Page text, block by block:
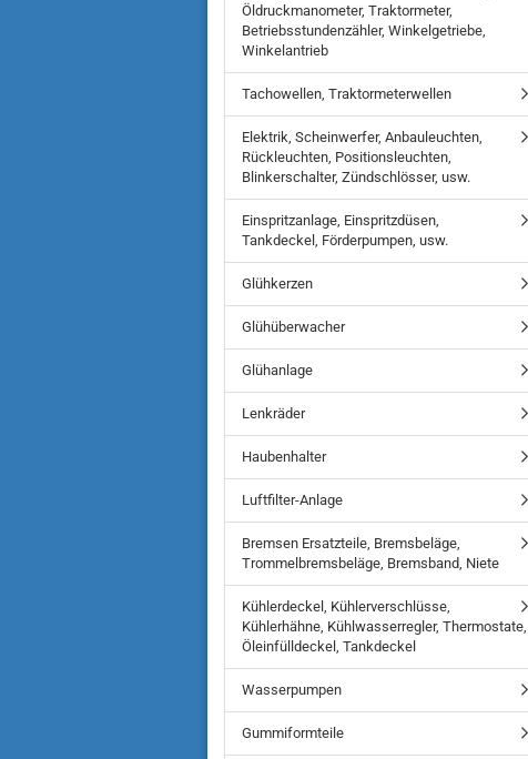
Öldruckmanometer, Traktormeter,
Betriebsstundenzähler, Winkelgetriebe,
Winkelantrieb
Tachowellen, Traktormeterwellen
Elektrik, Scheinwerfer, Anbauleuchten,
Rückleuchten, Positionsleuchten,
Blinkerschalter, Zündschlösser, usw.
Einspritzanlage, Einspritzdüsen,
Tankdeckel, Förderpumpen, usw.
Glühkerzen
Glühüberwacher
Glühanlage
Lenkräder
Haubenhalter
Luftfilter-Anlage
Bremsen Ersatzteile, Bremsbeläge,
Trommelbremsbeläge, Bremsband, Niete
Kühlerdeckel, Kühlerverschlüsse,
Kühlerhähne, Kühlwasserregler, Thermostate,
Öleinfülldeckel, Tankdeckel
Wasserpumpen
Gummiformteile